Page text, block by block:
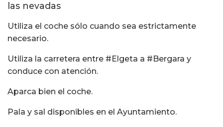
las nevadas
Utiliza el coche sólo cuando sea estrictamente
necesario.
Utiliza la carretera entre #Elgeta a #Bergara y
conduce con atención.
Aparca bien el coche.
Pala y sal disponibles en el Ayuntamiento.